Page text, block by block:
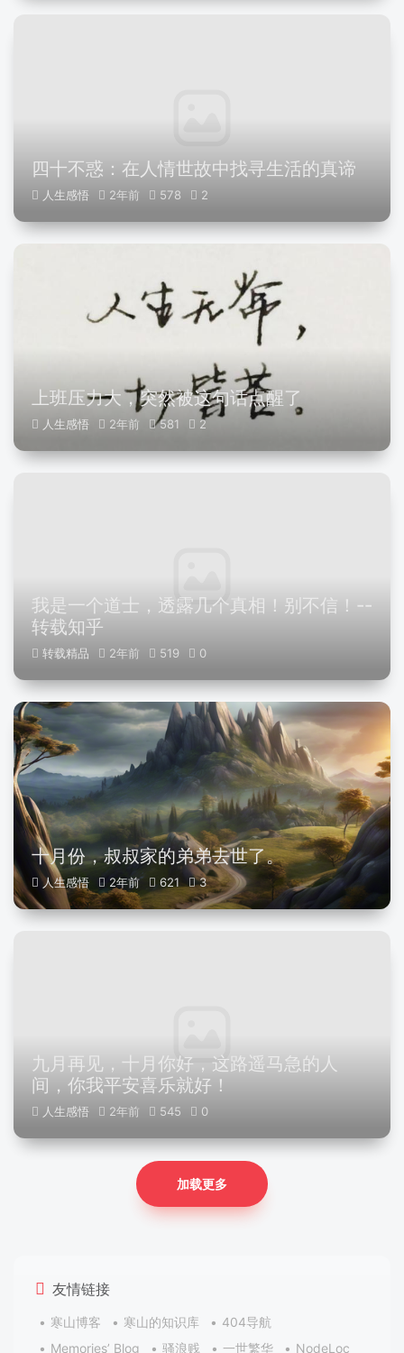
四十不惑：在人情世故中找寻生活的真谛
人生感悟 2年前 578 2
上班压力大，突然被这句话点醒了
人生感悟 2年前 581 2
我是一个道士，透露几个真相！别不信！--
转载知乎
转载精品 2年前 519 0
十月份，叔叔家的弟弟去世了。
人生感悟 2年前 621 3
九月再见，十月你好，这路遥马急的人
间，你我平安喜乐就好！
人生感悟 2年前 545 0
加载更多
友情链接
寒山博客 寒山的知识库
404导航
Memories’ Blog
骚浪贱 一世繁华 NodeLoc